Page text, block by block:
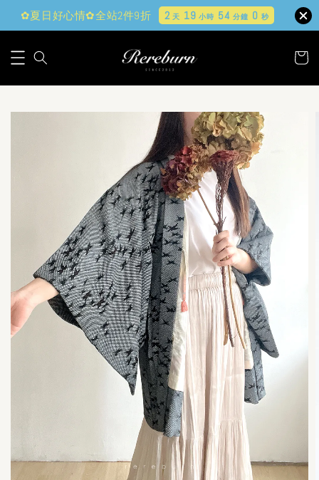
✿夏日好心情✿全站2件9折 2天 19小時 53 分鐘 58秒